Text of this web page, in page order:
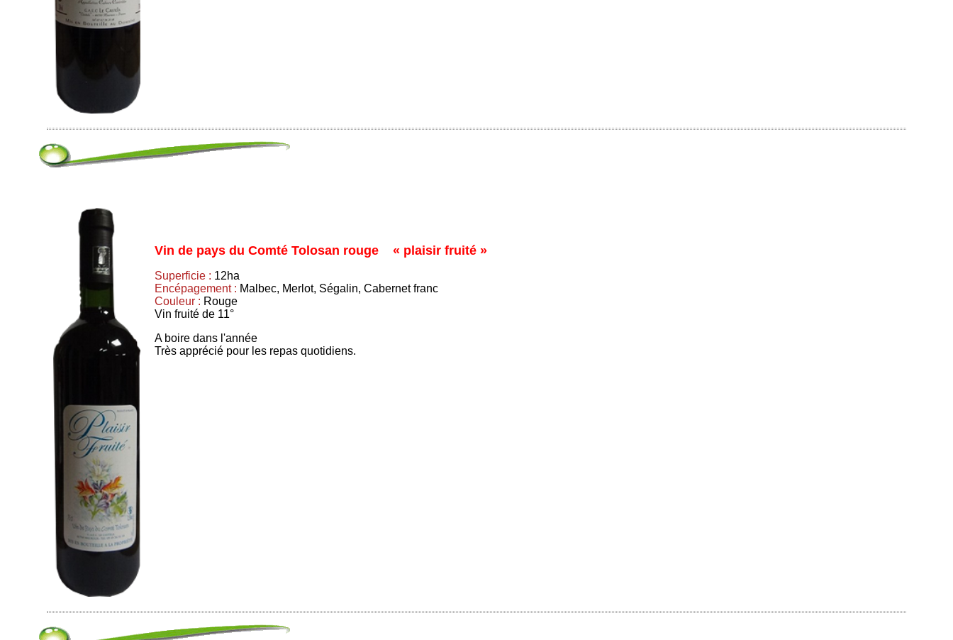
Vin de pays du Comté Tolosan rouge « plaisir fruité »
Superficie : 12ha
Encépagement : Malbec, Merlot, Ségalin, Cabernet franc
Couleur : Rouge
Vin fruité de 11°
A boire dans l'année
Très apprécié pour les repas quotidiens.